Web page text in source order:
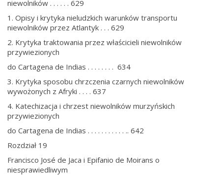
niewolników . . . . . . 629
1. Opisy i krytyka nieludzkich warunków transportu
niewolników przez Atlantyk . . . 629
2. Krytyka traktowania przez właścicieli niewolników
przywiezionych
do Cartagena de Indias . . . . . . . . 634
3. Krytyka sposobu chrzczenia czarnych niewolników
wywożonych z Afryki . . . . 637
4. Katechizacja i chrzest niewolników murzyńskich
przywiezionych
do Cartagena de Indias . . . . . . . . . . . .. 642
Rozdział 19
Francisco José de Jaca i Epifanio de Moirans o
niesprawiedliwym